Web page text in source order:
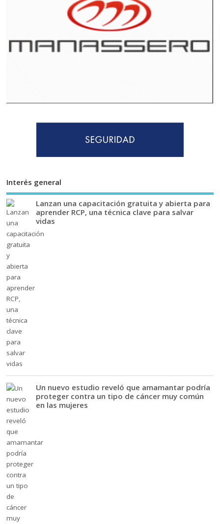
Interés general
Lanzan una capacitación gratuita y abierta para
aprender RCP, una técnica clave para salvar
vidas
Un nuevo estudio reveló que amamantar podría
proteger contra un tipo de cáncer muy común
en las mujeres